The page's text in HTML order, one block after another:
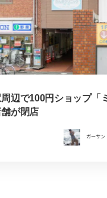
辺で100円ショップ「
が閉店
ガーサン